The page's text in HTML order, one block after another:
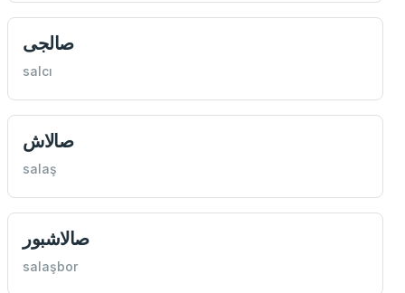
صالجی
salcı
صالاش
salaş
صالاشبور
salaşbor